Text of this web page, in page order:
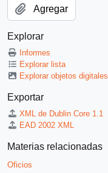
Agregar
Explorar
Informes
Explorar lista
Explorar objetos digitales
Exportar
XML de Dublin Core 1.1
EAD 2002 XML
Materias relacionadas
Oficios